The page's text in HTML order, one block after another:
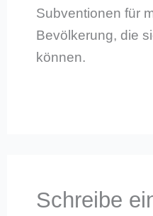
Subventionen für
Bevölkerung, die
können.
Schreibe